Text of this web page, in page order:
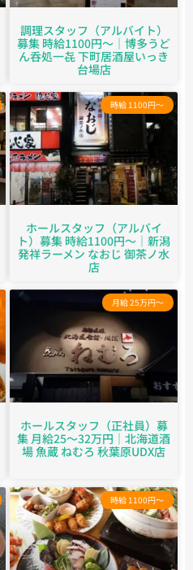
調理スタッフ（アルバイト）
募集 時給1100円～｜博多うど
ん呑処一㐂 下町居酒屋いっき
台場店
時給 1100円～
ホールスタッフ（アルバイ
ト）募集 時給1100円～｜新潟
発祥ラーメン なおじ 御茶ノ水
店
月給 25万円～
ホールスタッフ（正社員）募
集 月給25～32万円｜北海道酒
場 魚蔵 ねむろ 秋葉原UDX店
時給 1100円～